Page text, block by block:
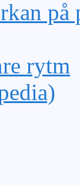
på
rytm